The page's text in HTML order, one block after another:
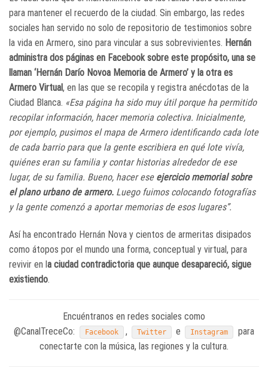
para mantener el recuerdo de la ciudad. Sin embargo, las redes
sociales han servido no solo de repositorio de testimonios sobre
la vida en Armero, sino para vincular a sus sobrevivientes. Hernán
administra dos páginas en Facebook sobre este propósito, una se
llaman ‘Hernán Darío Novoa Memoria de Armero’ y la otra es
Armero Virtual, en las que se recopila y registra anécdotas de la
Ciudad Blanca. «Esa página ha sido muy útil porque ha permitido
recopilar información, hacer memoria colectiva. Inicialmente,
por ejemplo, pusimos el mapa de Armero identificando cada lote
de cada barrio para que la gente escribiera en qué lote vivía,
quiénes eran su familia y contar historias alrededor de ese
lugar, de su familia. Bueno, hacer ese ejercicio memorial sobre
el plano urbano de armero. Luego fuimos colocando fotografías
y la gente comenzó a aportar memorias de esos lugares”.
Así ha encontrado Hernán Nova y cientos de armeritas disipados
como átopos por el mundo una forma, conceptual y virtual, para
revivir en l a ciudad contradictoria que aunque desapareció, sigue
existiendo.
Encuéntranos en redes sociales como
@CanalTreceCo:
Facebook , Twitter e Instagram
para
conectarte con la música, las regiones y la cultura.